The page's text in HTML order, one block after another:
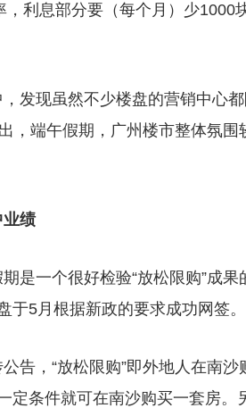
利息部分要（每个月）少1000
发现虽然不少楼盘的营销中心
，端午假期，广州楼市整体氛
业绩
是一个很好检验“放松限购”成
5月根据新政的要求成功网签。
告，“放松限购”即外地人在南
定条件就可在南沙购买一套房